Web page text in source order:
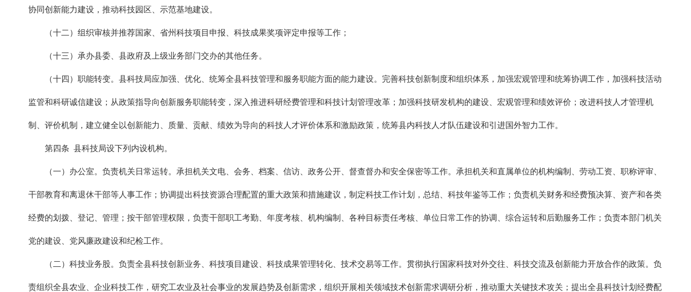
协同创新能力建设，推动科技园区、示范基地建设。
（十二）组织审核并推荐国家、省州科技项目申报、科技成果奖项评定申报等工作；
（十三）承办县委、县政府及上级业务部门交办的其他任务。
（十四）职能转变。县科技局应加强、优化、统筹全县科技管理和服务职能方面的能力建设。完善科技创新制度和组织体系，加强宏观管理和统筹协调工作，加强科技活动
监管和科研诚信建设；从政策指导向创新服务职能转变，深入推进科研经费管理和科技计划管理改革；加强科技研发机构的建设、宏观管理和绩效评价；改进科技人才管理机
制、评价机制，建立健全以创新能力、质量、贡献、绩效为导向的科技人才评价体系和激励政策，统筹县内科技人才队伍建设和引进国外智力工作。
第四条 县科技局设下列内设机构。
（一）办公室。负责机关日常运转。承担机关文电、会务、档案、信访、政务公开、督查督办和安全保密等工作。承担机关和直属单位的机构编制、劳动工资、职称评审、
干部教育和离退休干部等人事工作；协调提出科技资源合理配置的重大政策和措施建议，制定科技工作计划，总结、科技年鉴等工作；负责机关财务和经费预决算、资产和各类
经费的划拨、登记、管理；按干部管理权限，负责干部职工考勤、年度考核、机构编制、各种目标责任考核、单位日常工作的协调、综合运转和后勤服务工作；负责本部门机关
党的建设、党风廉政建设和纪检工作。
（二）科技业务股。负责全县科技创新业务、科技项目建设、科技成果管理转化、技术交易等工作。贯彻执行国家科技对外交往、科技交流及创新能力开放合作的政策。负
责组织全县农业、企业科技工作，研究工农业及社会事业的发展趋势及创新需求，组织开展相关领域技术创新需求调研分析，推动重大关键技术攻关；提出全县科技计划经费配